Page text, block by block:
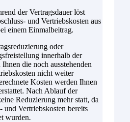
der Vertragsdauer löst
und Vertriebskosten aus
einem Einmalbeitrag.
oder
innerhalb der
die noch ausstehenden
nicht weiter
Kosten werden Ihnen
Nach Ablauf der
Reduzierung mehr statt, da
und Vertriebskosten bereits
wurden.